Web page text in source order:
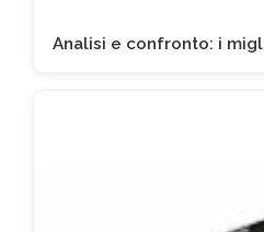
Analisi e confronto: i